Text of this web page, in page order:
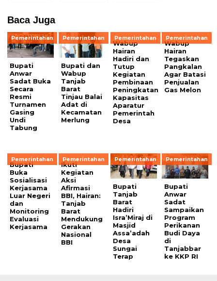
Baca Juga
Pemerintahan
Bupati
Anwar
Sadat Buka
Secara
Resmi
Turnamen
Gasing
Undi
Tabung
Pemerintahan
Bupati dan
Wabup
Tanjab
Barat
Tinjau Balai
Adat di
Kecamatan
Merlung
Pemerintahan
Wabup
Hairan
Hadiri dan
Tutup
Kegiatan
Pembinaan
Peningkatan
Kapasitas
Aparatur
Pemerintah
Desa
Pemerintahan
Wabup
Hairan
Tegaskan
Pangkalan
Agar Batasi
Penjualan
Gas Melon
Pemerintahan
Bupati
Buka
Sosialisasi
Kerjasama
Luar Negeri
dan
Monitoring
Evaluasi
Kerjasama
Pemerintahan
Ikuti
Kegiatan
Aksi
Afirmasi
BBI, Hairan:
Tanjab
Barat
Mendukung
Gerakan
Nasional
BBI
Pemerintahan
Bupati
Tanjab
Barat
Hadiri
Isra’Miraj di
Masjid
Assa’adah
Desa
Sungai
Terap
Pemerintahan
Bupati
Anwar
Sadat
Sampaikan
Program
Perikanan
Budi Daya
di
Tanjabbar
ke KKP RI